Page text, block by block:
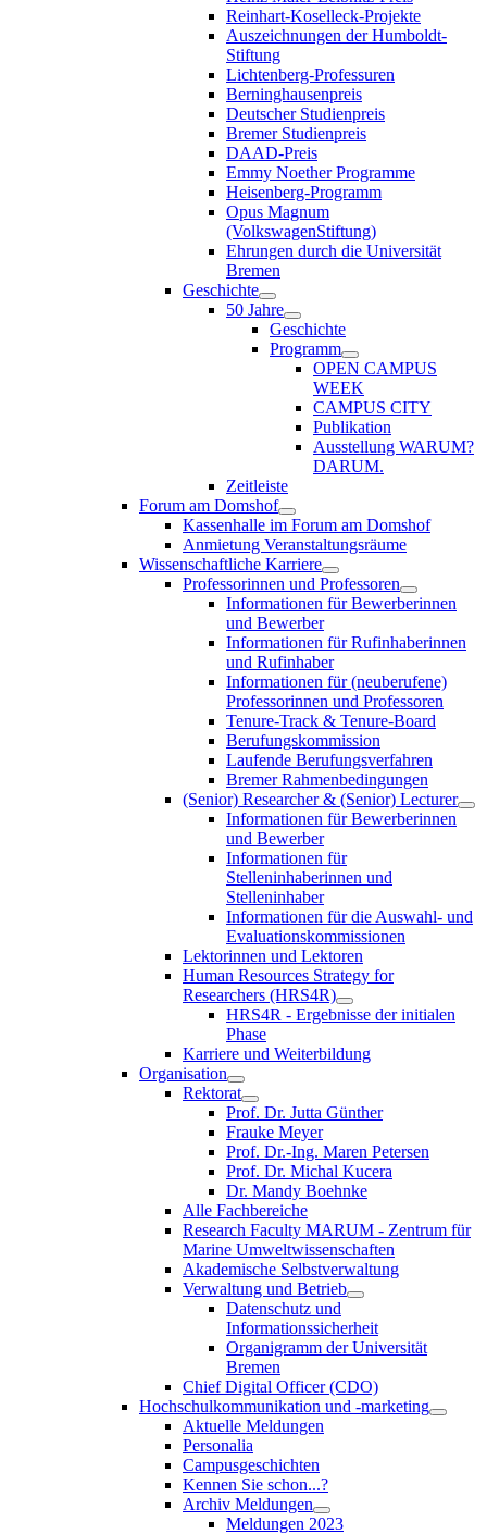
Reinhart-Koselleck-Projekte
Auszeichnungen der Humboldt-
Stiftung
Lichtenberg-Professuren
Berninghausenpreis
Deutscher Studienpreis
Bremer Studienpreis
DAAD-Preis
Emmy Noether Programme
Heisenberg-Programm
Opus Magnum
(VolkswagenStiftung)
Ehrungen durch die Universität
Bremen
Geschichte
50 Jahre
Geschichte
Programm
OPEN CAMPUS
WEEK
CAMPUS CITY
Publikation
Ausstellung WARUM?
DARUM.
Zeitleiste
Forum am Domshof
Kassenhalle im Forum am Domshof
Anmietung Veranstaltungsräume
Wissenschaftliche Karriere
Professorinnen und Professoren
Informationen für Bewerberinnen
und Bewerber
Informationen für Rufinhaberinnen
und Rufinhaber
Informationen für (neuberufene)
Professorinnen und Professoren
Tenure-Track & Tenure-Board
Berufungskommission
Laufende Berufungsverfahren
Bremer Rahmenbedingungen
(Senior) Researcher & (Senior) Lecturer
Informationen für Bewerberinnen
und Bewerber
Informationen für
Stelleninhaberinnen und
Stelleninhaber
Informationen für die Auswahl- und
Evaluationskommissionen
Lektorinnen und Lektoren
Human Resources Strategy for
Researchers (HRS4R)
HRS4R - Ergebnisse der initialen
Phase
Karriere und Weiterbildung
Organisation
Rektorat
Prof. Dr. Jutta Günther
Frauke Meyer
Prof. Dr.-Ing. Maren Petersen
Prof. Dr. Michal Kucera
Dr. Mandy Boehnke
Alle Fachbereiche
Research Faculty MARUM - Zentrum für
Marine Umweltwissenschaften
Akademische Selbstverwaltung
Verwaltung und Betrieb
Datenschutz und
Informationssicherheit
Organigramm der Universität
Bremen
Chief Digital Officer (CDO)
Hochschulkommunikation und -marketing
Aktuelle Meldungen
Personalia
Campusgeschichten
Kennen Sie schon...?
Archiv Meldungen
Meldungen 2023